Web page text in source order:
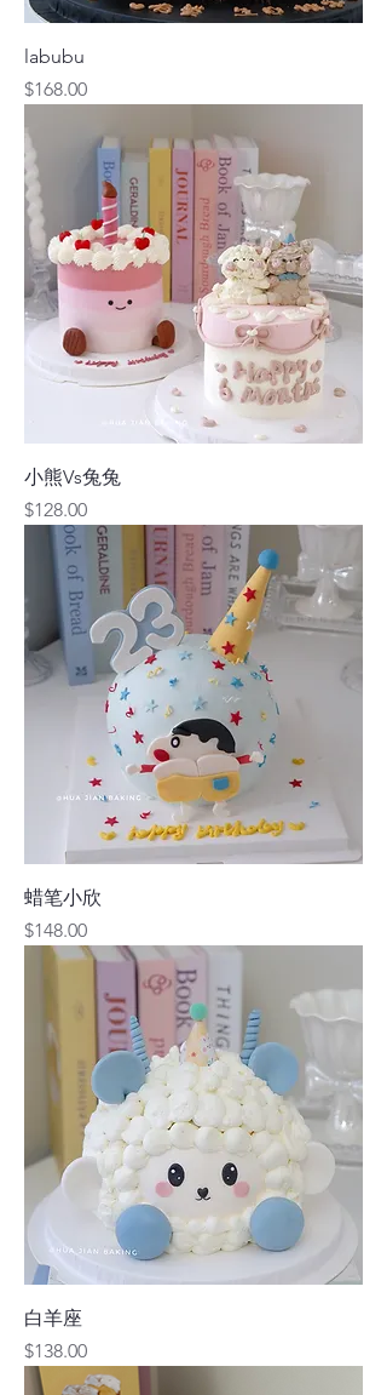
labubu
價格
$168.00
小熊Vs兔兔
價格
$128.00
蜡笔小欣
價格
$148.00
白羊座
價格
$138.00